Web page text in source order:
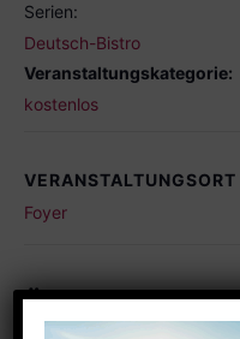
Serien:
Deutsch-Bistro
Veranstaltungskategorie:
kostenlos
VERANSTALTUNGSORT
Foyer
Ähnliche